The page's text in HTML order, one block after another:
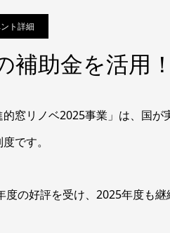
ト詳細
補助金を活用
的窓リノベ2025事業」は、国
です。
度の好評を受け、2025年度も